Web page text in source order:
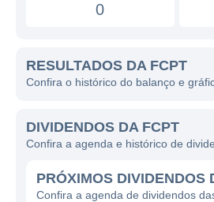
0
RESULTADOS DA FCPT
Confira o histórico do balanço e
DIVIDENDOS DA FCPT
Confira a agenda e histórico de
PRÓXIMOS DIVIDENDOS
Confira a agenda de dividendos